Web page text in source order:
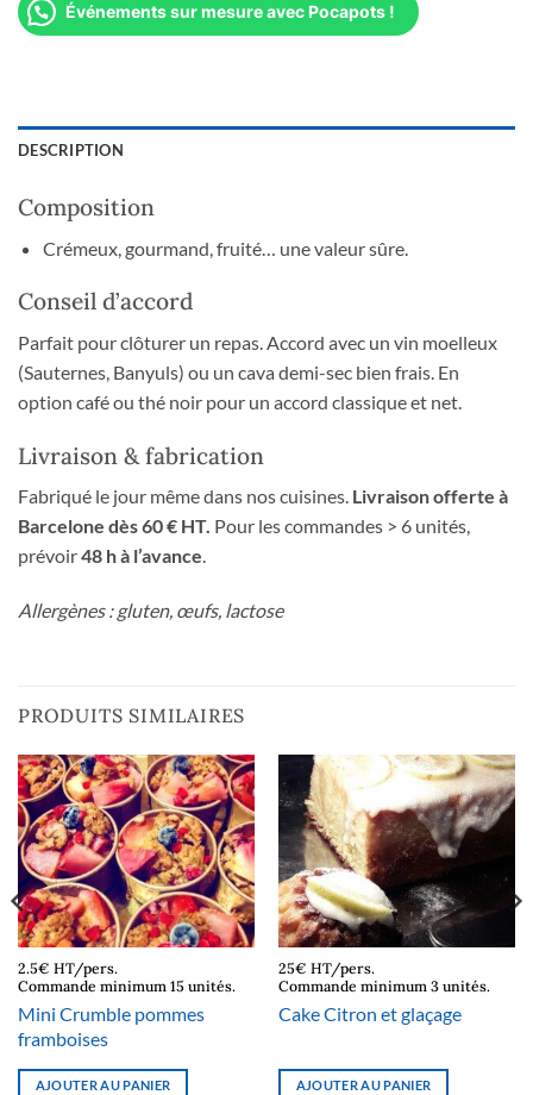
Événements sur mesure avec Pocapots !
DESCRIPTION
Composition
Crémeux, gourmand, fruité… une valeur sûre.
Conseil d’accord
Parfait pour clôturer un repas. Accord avec un vin moelleux
(Sauternes, Banyuls) ou un cava demi-sec bien frais. En
option café ou thé noir pour un accord classique et net.
Livraison & fabrication
Fabriqué le jour même dans nos cuisines. Livraison offerte à
Barcelone dès 60 € HT. Pour les commandes > 6 unités,
prévoir48 h à l’avance.
Allergènes : gluten, œufs, lactose
PRODUITS SIMILAIRES
2.5€ HT/pers.
Commande minimum 15 unités.
Mini Crumble pommes
framboises
AJOUTER AU PANIER
25€ HT/pers.
Commande minimum 3 unités.
Cake Citron et glaçage
AJOUTER AU PANIER